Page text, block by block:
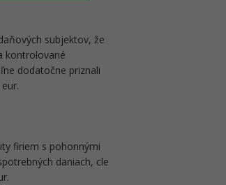
subjektov, že
kontrolované
dodatočne priznali
firiem s pohonnými
daniach, cle